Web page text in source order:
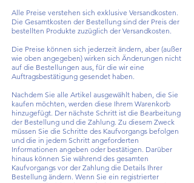
Alle Preise verstehen sich exklusive Versandkosten.
Die Gesamtkosten der Bestellung sind der Preis der
bestellten Produkte zuzüglich der Versandkosten.
Die Preise können sich jederzeit ändern, aber (außer
wie oben angegeben) wirken sich Änderungen nicht
auf die Bestellungen aus, für die wir eine
Auftragsbestätigung gesendet haben.
Nachdem Sie alle Artikel ausgewählt haben, die Sie
kaufen möchten, werden diese Ihrem Warenkorb
hinzugefügt. Der nächste Schritt ist die Bearbeitung
der Bestellung und die Zahlung. Zu diesem Zweck
müssen Sie die Schritte des Kaufvorgangs befolgen
und die in jedem Schritt angeforderten
Informationen angeben oder bestätigen. Darüber
hinaus können Sie während des gesamten
Kaufvorgangs vor der Zahlung die Details Ihrer
Bestellung ändern. Wenn Sie ein registrierter